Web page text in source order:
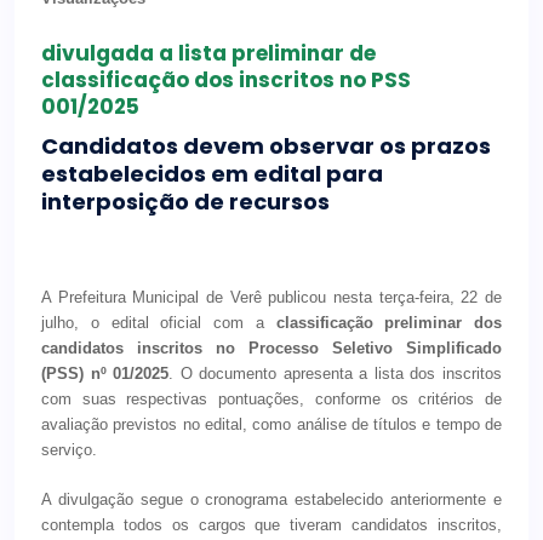
divulgada a lista preliminar de
classificação dos inscritos no PSS
001/2025
Candidatos devem observar os prazos
estabelecidos em edital para
interposição de recursos
A Prefeitura Municipal de Verê publicou nesta terça-feira, 22 de
julho, o edital oficial com a classificação preliminar dos
candidatos inscritos no Processo Seletivo Simplificado
(PSS) nº 01/2025. O documento apresenta a lista dos inscritos
com suas respectivas pontuações, conforme os critérios de
avaliação previstos no edital, como análise de títulos e tempo de
serviço.
A divulgação segue o cronograma estabelecido anteriormente e
contempla todos os cargos que tiveram candidatos inscritos,